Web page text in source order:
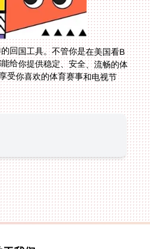
回国工具。不管你是在美国看B
给你提供稳定、安全、流畅的体
受你喜欢的体育赛事和电视节